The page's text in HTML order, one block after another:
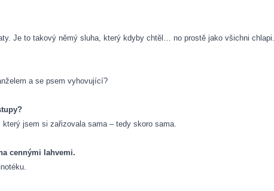
Je to takový němý sluha, který kdyby chtěl… no prostě jako všichni chlapi.
a se psem vyhovující?
jsem si zařizovala sama – tedy skoro sama.
cennými lahvemi.